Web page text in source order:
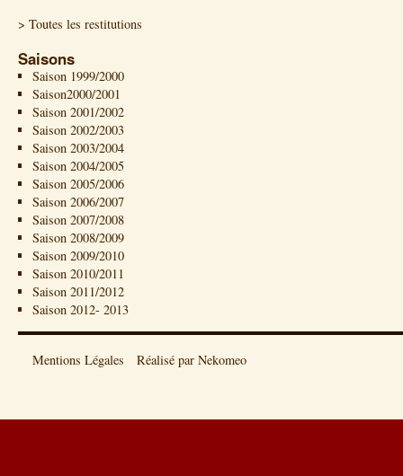
> Toutes les restitutions
Saisons
Saison 1999/2000
Saison2000/2001
Saison 2001/2002
Saison 2002/2003
Saison 2003/2004
Saison 2004/2005
Saison 2005/2006
Saison 2006/2007
Saison 2007/2008
Saison 2008/2009
Saison 2009/2010
Saison 2010/2011
Saison 2011/2012
Saison 2012- 2013
Mentions Légales Réalisé par Nekomeo